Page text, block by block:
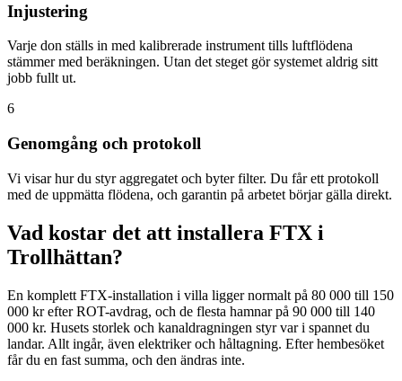
Injustering
Varje don ställs in med kalibrerade instrument tills luftflödena
stämmer med beräkningen. Utan det steget gör systemet aldrig sitt
jobb fullt ut.
6
Genomgång och protokoll
Vi visar hur du styr aggregatet och byter filter. Du får ett protokoll
med de uppmätta flödena, och garantin på arbetet börjar gälla direkt.
Vad kostar det att installera FTX i
Trollhättan?
En komplett FTX-installation i villa ligger normalt på 80 000 till 150
000 kr efter ROT-avdrag, och de flesta hamnar på 90 000 till 140
000 kr. Husets storlek och kanaldragningen styr var i spannet du
landar. Allt ingår, även elektriker och håltagning. Efter hembesöket
får du en fast summa, och den ändras inte.